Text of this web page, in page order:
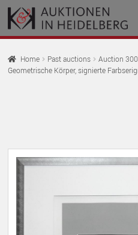
Skip
to
navigation
Skip
to
content
Home
Our Team
Contact
Home Past auctions Auction 300
Geometrische Körper, signierte